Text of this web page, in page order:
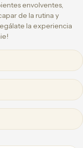
envolventes,
de la rutina y
la experiencia